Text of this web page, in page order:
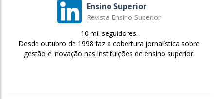
Ensino Superior
Revista Ensino Superior
10 mil seguidores.
Desde outubro de 1998 faz a cobertura jornalística sobre
gestão e inovação nas instituições de ensino superior.